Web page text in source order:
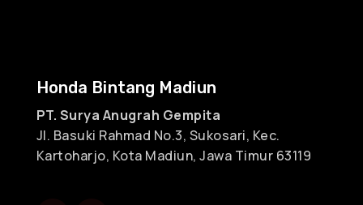
Honda Bintang Madiun
PT. Surya Anugrah Gempita
Jl. Basuki Rahmad No.3, Sukosari, Kec.
Kartoharjo, Kota Madiun, Jawa Timur 63119